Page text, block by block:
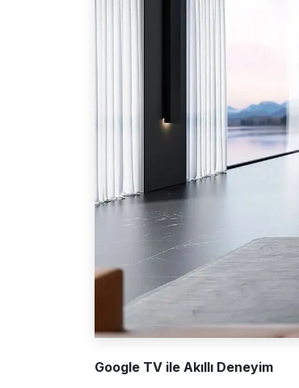
Google TV ile Akıllı Deneyim